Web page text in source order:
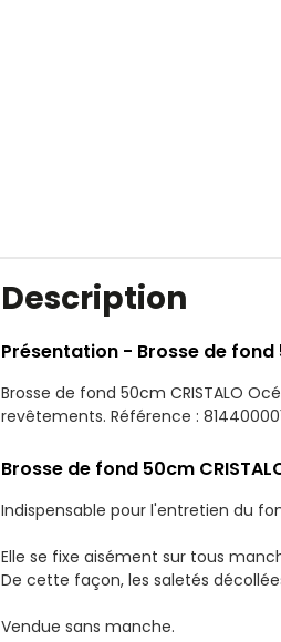
Description
Présentation - Brosse de fond
Brosse de fond 50cm CRISTALO
revêtements. Référence : 814400001
Brosse de fond 50cm
Indispensable pour l'entretien du
Elle se fixe aisément sur tous
De cette façon, les saletés
Vendue sans manche.